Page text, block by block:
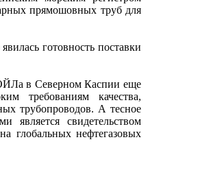
прямошовных труб для
готовность поставки
в Северном Каспии еще
требованиям качества,
трубопроводов. А тесное
является свидетельством
глобальных нефтегазовых